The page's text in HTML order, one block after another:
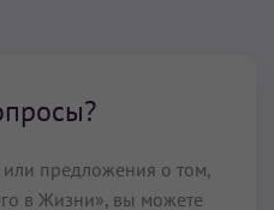
или предложения о том,
в Жизни», вы можете